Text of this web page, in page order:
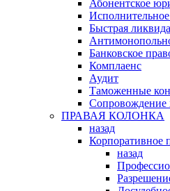
Абонентское
Быстрая
Банковское
Комплаенс
Аудит
Таможенные
Сопровождение
ПРАВАЯ КОЛОНКА
назад
Корпоративное
назад